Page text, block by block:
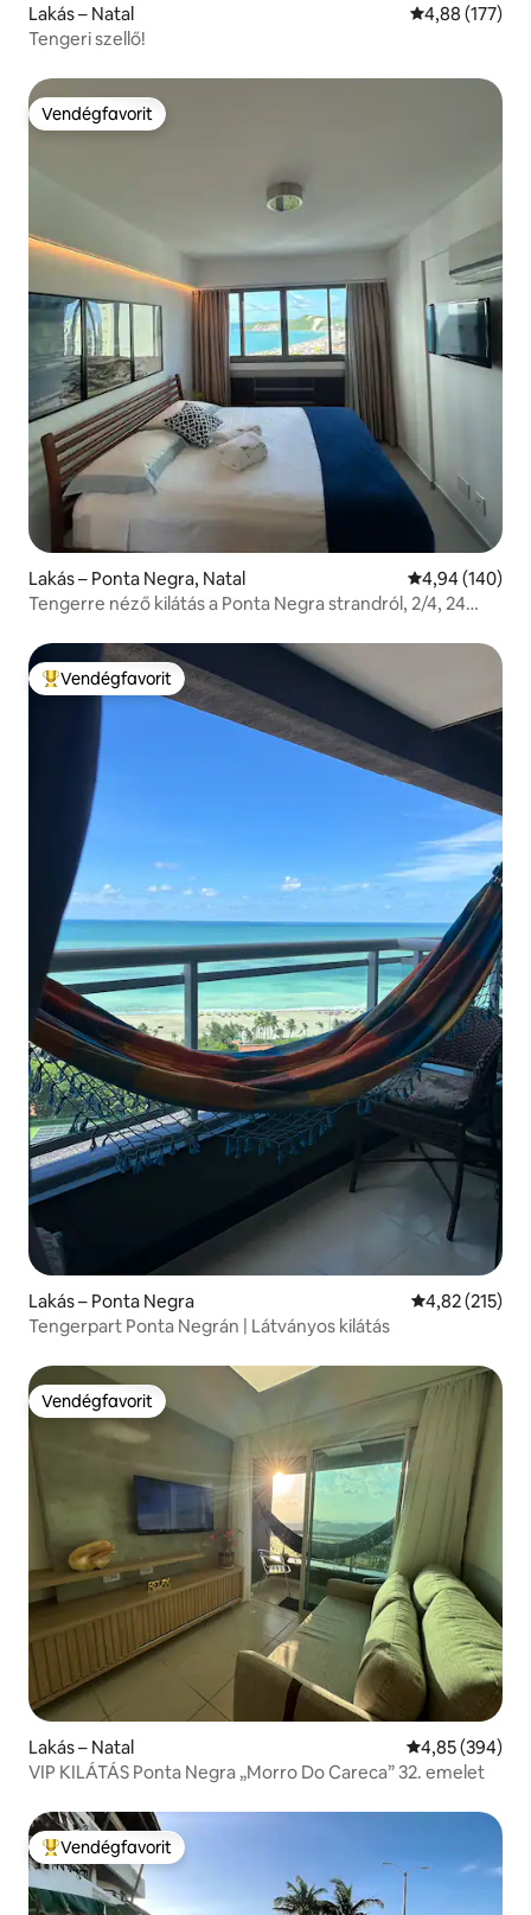
Lakás – Natal Átlagos
4,88 (177)
Tengeri szellő!
Vendégfavorit
Vendégfavorit
Lakás – Ponta Negra, Natal Átlagos
4,94 (140)
Tengerre néző kilátás a Ponta Negra strandról, 2/4, 24
Kiemelt vendégfavorit
Vendégfavorit
Lakás – Ponta Negra Átlagos
4,82 (215)
Tengerpart Ponta Negrán | Látványos kilátás
Vendégfavorit
Vendégfavorit
Lakás – Natal Átlagos
4,85 (394)
VIP KILÁTÁS Ponta Negra „Morro Do Careca” 32. emelet
Kiemelt vendégfavorit
Vendégfavorit